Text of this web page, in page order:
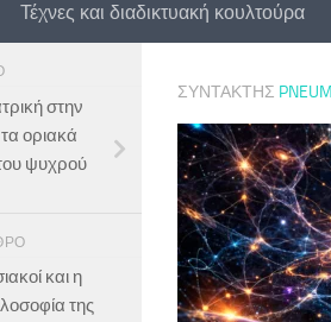
Τέχνες και διαδικτυακή κουλτούρα
ΣΥΝΤΆΚΤΗΣ
στην
οριακά
ψυχρού
και η
της